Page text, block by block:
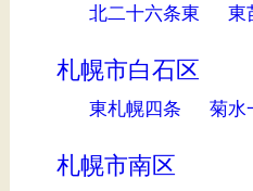
北二十六条東
東
札幌市白石区
東札幌四条 菊水
札幌市南区